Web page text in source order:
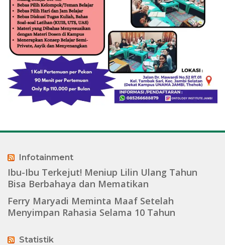
Infotainment
Ibu-Ibu Terkejut! Meniup Lilin Ulang Tahun
Bisa Berbahaya dan Mematikan
Ferry Maryadi Meminta Maaf Setelah
Menyimpan Rahasia Selama 10 Tahun
Statistik